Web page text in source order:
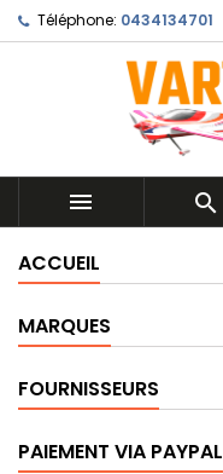
Téléphone: 0434134701
 
ACCUEIL
MARQUES
FOURNISSEURS
PAIEMENT VIA PAYPAL